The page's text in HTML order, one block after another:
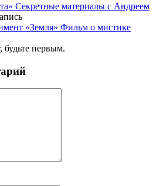
Секретные материалы с Андреем
«Земля» Фильм о мистике
будьте первым.